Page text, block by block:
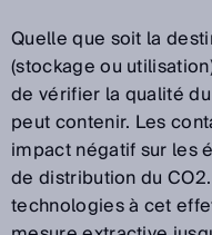
Quelle que soit la
(stockage ou
de vérifier la qualité
peut contenir. Les
impact négatif sur les
de distribution du
technologies à cet